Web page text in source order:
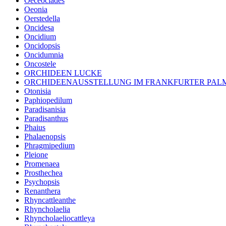
Oeonia
Oerstedella
Oncidesa
Oncidium
Oncidopsis
Oncidumnia
Oncostele
ORCHIDEEN LUCKE
ORCHIDEENAUSSTELLUNG IM FRANKFURTER
Otonisia
Paphiopedilum
Paradisanisia
Paradisanthus
Phaius
Phalaenopsis
Phragmipedium
Pleione
Promenaea
Prosthechea
Psychopsis
Renanthera
Rhyncattleanthe
Rhyncholaelia
Rhyncholaeliocattleya